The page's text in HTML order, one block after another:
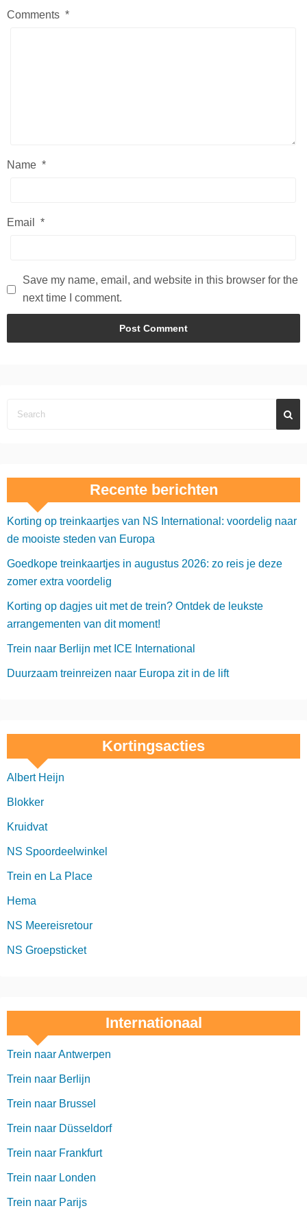
Comments *
Name *
Email *
Save my name, email, and website in this browser for the
next time I comment.
Recente berichten
Korting op treinkaartjes van NS International: voordelig naar
de mooiste steden van Europa
Goedkope treinkaartjes in augustus 2026: zo reis je deze
zomer extra voordelig
Korting op dagjes uit met de trein? Ontdek de leukste
arrangementen van dit moment!
Trein naar Berlijn met ICE International
Duurzaam treinreizen naar Europa zit in de lift
Kortingsacties
Albert Heijn
Blokker
Kruidvat
NS Spoordeelwinkel
Trein en La Place
Hema
NS Meereisretour
NS Groepsticket
Internationaal
Trein naar Antwerpen
Trein naar Berlijn
Trein naar Brussel
Trein naar Düsseldorf
Trein naar Frankfurt
Trein naar Londen
Trein naar Parijs